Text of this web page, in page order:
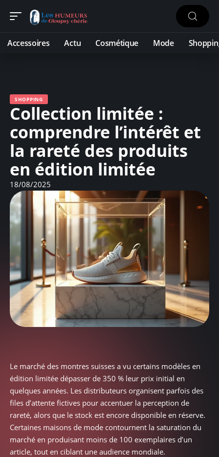
Accessoires Actu Cosmétique Mode
SHOPPING
Collection limitée :
comprendre l’intérêt et
la rareté des produits
en édition limitée
18/08/2025
Le marché des montres suisses a vu certains modèles en
édition limitée dépasser de 350 % leur prix initial en
quelques années. Les distributeurs organisent parfois des
files d’attente fictives pour accentuer la perception de
rareté, alors que le stock est encore disponible en réserve.
Certaines maisons de mode contournent la saturation du
marché en produisant moins de 100 exemplaires d’un
article, tout en ciblant une audience mondiale.